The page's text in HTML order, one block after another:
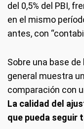
del 0,5% del PBI,
en el mismo
antes, con
Sobre una base
general muestra
comparación con
La calidad del
que pueda seguir